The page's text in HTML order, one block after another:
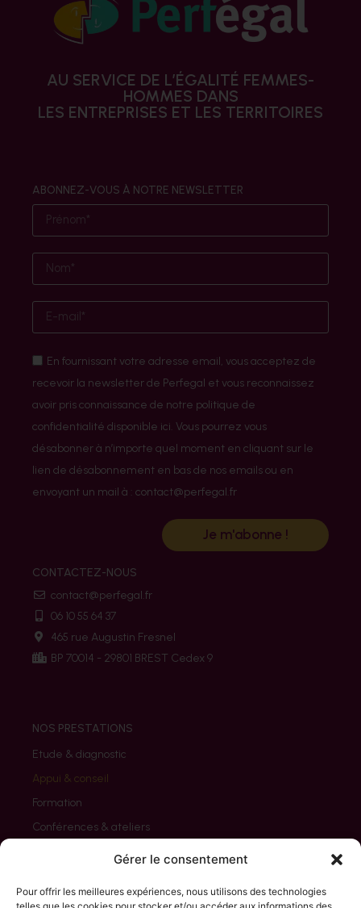
Gérer le consentement
Pour offrir les meilleures expériences, nous utilisons des technologies
AU SERVICE DE L’ÉGALITÉ FEMMES-
HOMMES DANS
LES ENTREPRISES ET LES TERRITOIRES
NOS PRESTATIONS
Etude & diagnostic
Appui & conseil
Formation
Conférences & ateliers
CONTACTEZ-NOUS
contact@perfegal.fr
06 10 55 64 37
465 rue Augustin Fresnel
BP 70014 - 29801 BREST Cedex 9
ABONNEZ-VOUS À NOTRE NEWSLETTER
En fournissant votre adresse email, vous acceptez de
recevoir la newsletter de Perfegal et vous reconnaissez
avoir pris connaissance de notre politique de
confidentialité disponible ici. Vous pourrez vous
désabonner à n’importe quel moment en cliquant sur le
lien de désabonnement en bas de nos emails ou en
envoyant un mail à : contact@perfegal.fr
Je m'abonne !